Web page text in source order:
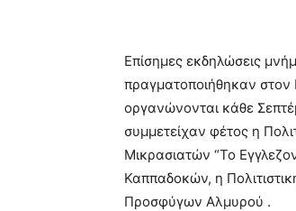
Επίσημες εκδηλώσεις
πραγματοποιήθηκαν στον
οργανώνονται κάθε
συμμετείχαν φέτος η
Μικρασιατών “Το
Καππαδοκών, η
Προσφύγων Αλμυρού .